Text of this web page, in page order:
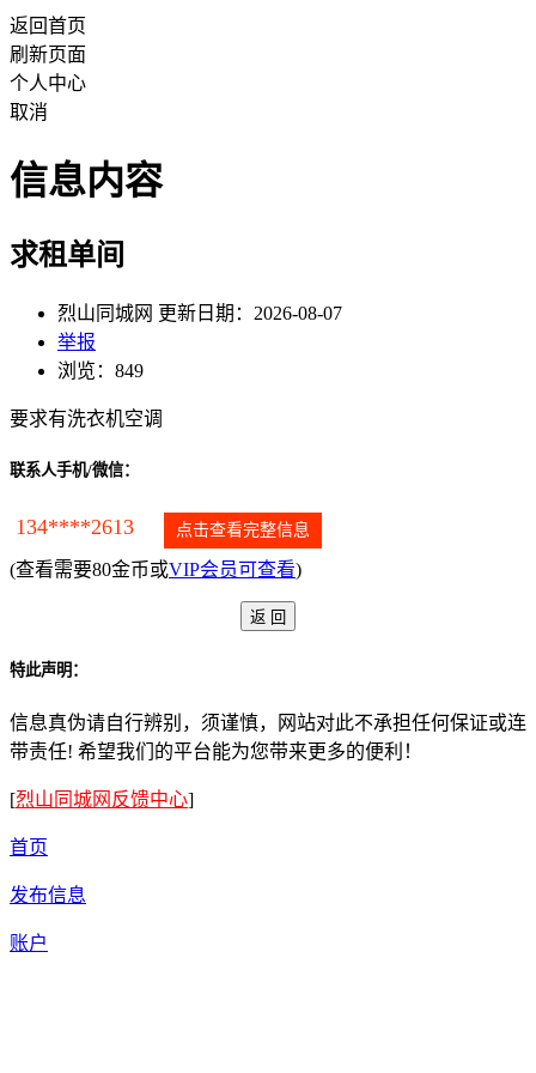
返回首页
刷新页面
个人中心
取消
信息内容
求租单间
烈山同城网 更新日期：2026-08-07
举报
浏览：849
要求有洗衣机空调
联系人手机/微信：
134****2613 点击查看完整信息
(查看需要80金币或VIP会员可查看)
特此声明：
信息真伪请自行辨别，须谨慎，网站对此不承担任何保证或连
带责任! 希望我们的平台能为您带来更多的便利！
[烈山同城网反馈中心]
首页
发布信息
账户